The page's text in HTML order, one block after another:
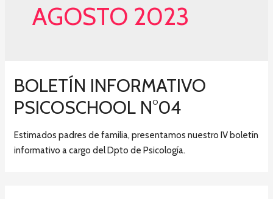
AGOSTO 2023
BOLETÍN INFORMATIVO
PSICOSCHOOL N°04
Estimados padres de familia, presentamos nuestro IV boletín
informativo a cargo del Dpto de Psicología.